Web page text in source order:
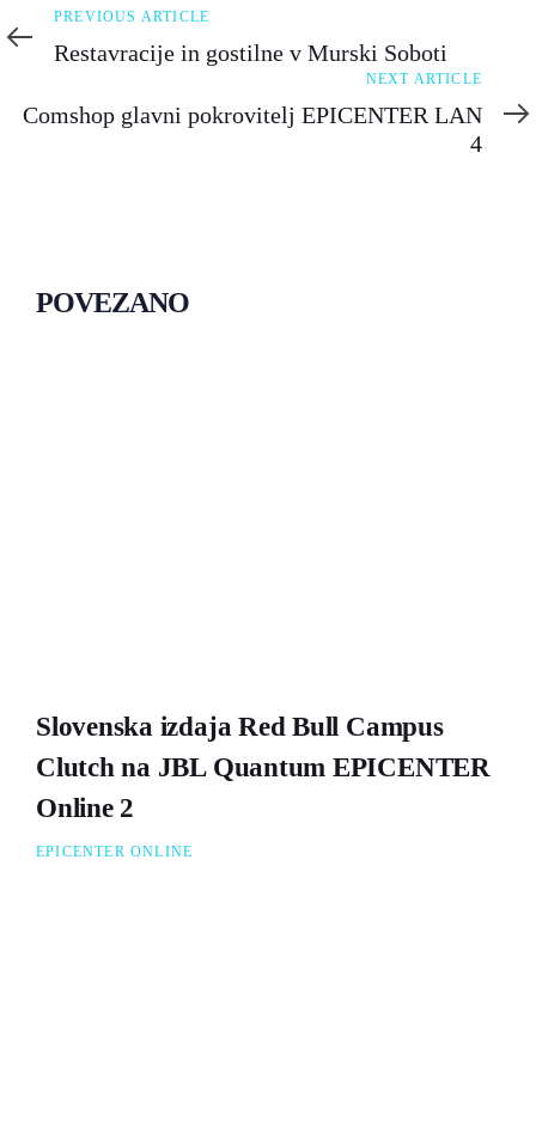
Previous
Article
PREVIOUS ARTICLE
Restavracije in gostilne v Murski Soboti
Article
NEXT ARTICLE
Comshop glavni pokrovitelj EPICENTER LAN
4
POVEZANO
Slovenska izdaja Red Bull Campus
Clutch na JBL Quantum EPICENTER
Online 2
EPICENTER ONLINE